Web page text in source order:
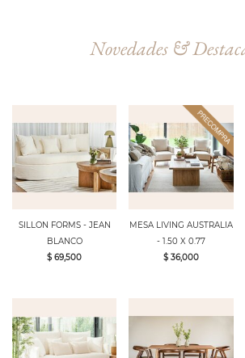
Novedades &
SILLON FORMS - JEAN
BLANCO
$ 69,500
MESA LIVING AUSTRALIA
- 1.50 X 0.77
$ 36,000